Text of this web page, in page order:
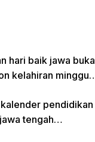
hari baik jawa buka
kelahiran minggu
pendidikan
tengah